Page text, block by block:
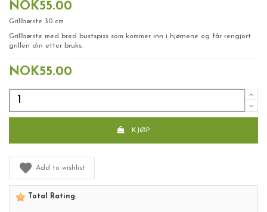
NOK55.00
Grillbørste 30 cm
Grillbørste med bred bustspiss som kommer inn i hjørnene og får rengjort
grillen din etter bruks.
NOK55.00
KJØP
Add to wishlist
Total Rating: